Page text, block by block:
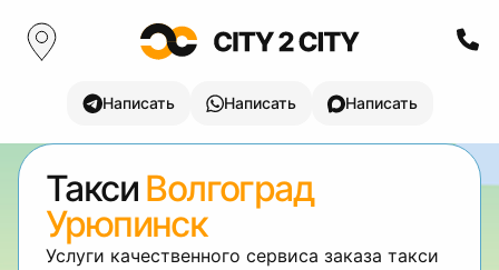
Написать Написать Написать
Такси Волгоград
Урюпинск
Услуги качественного сервиса заказа такси